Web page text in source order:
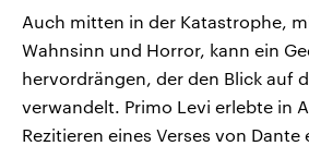
Auch mitten in der Katastrophe,
Wahnsinn und Horror, kann ein
hervordrängen, der den Blick auf
verwandelt. Primo Levi erlebte in
Rezitieren eines Verses von Dante